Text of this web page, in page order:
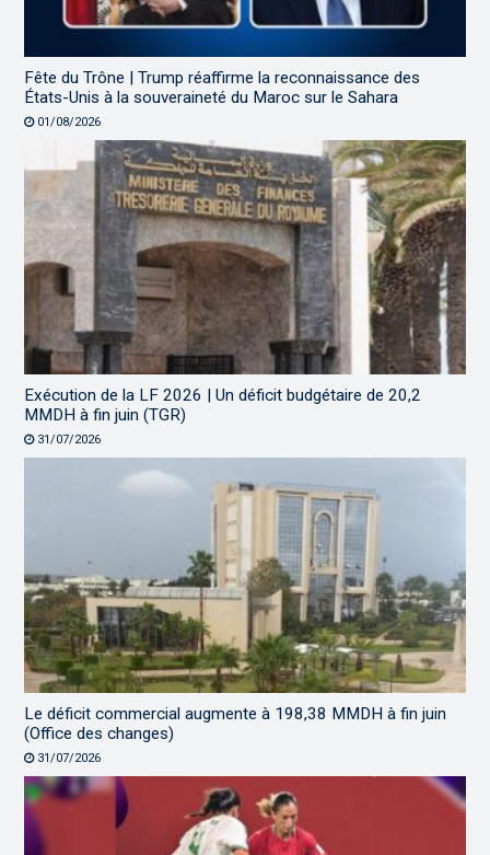
Fête du Trône | Trump réaffirme la reconnaissance des
États-Unis à la souveraineté du Maroc sur le Sahara
01/08/2026
Exécution de la LF 2026 | Un déficit budgétaire de 20,2
MMDH à fin juin (TGR)
31/07/2026
Le déficit commercial augmente à 198,38 MMDH à fin juin
(Office des changes)
31/07/2026